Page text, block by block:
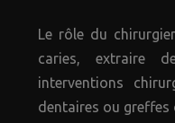
Le rôle du
caries, extraire
interventions
dentaires ou greffes